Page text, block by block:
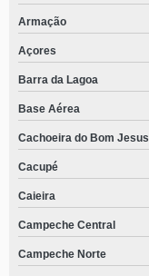
Armação
Açores
Barra da Lagoa
Base Aérea
Cachoeira do Bom Jesus
Cacupé
Caieira
Campeche Central
Campeche Norte